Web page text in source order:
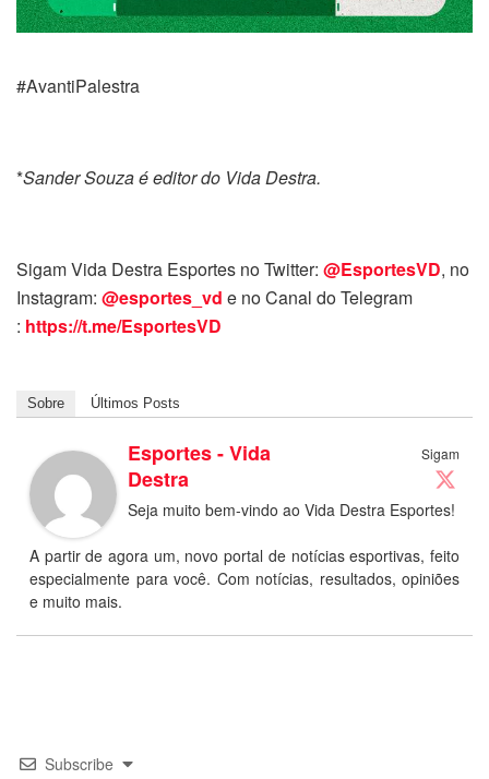
#AvantiPalestra
*Sander Souza é editor do Vida Destra.
Sigam Vida Destra Esportes no Twitter: @EsportesVD, no
Instagram: @esportes_vd e no Canal do Telegram
: https://t.me/EsportesVD
Sobre Últimos Posts
Sigam
Esportes - Vida
Destra
Seja muito bem-vindo ao Vida Destra Esportes!
A partir de agora um, novo portal de notícias esportivas, feito
especialmente para você. Com notícias, resultados, opiniões
e muito mais.
Subscribe